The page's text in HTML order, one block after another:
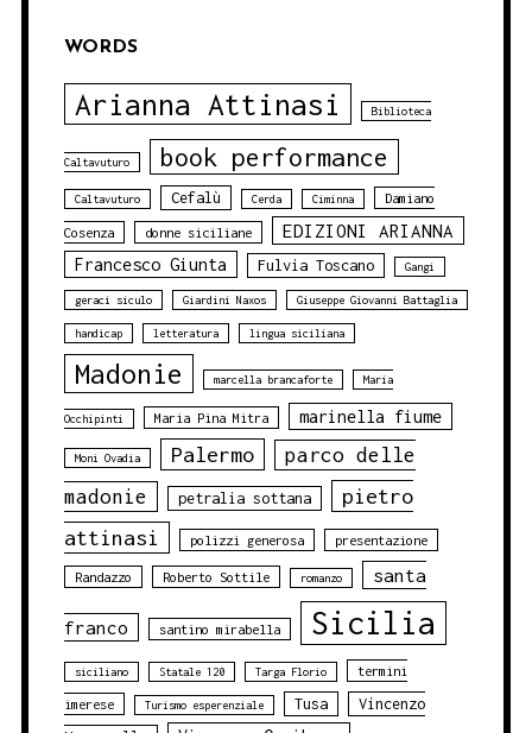
WORDS
Arianna Attinasi Biblioteca
Caltavuturo book performance
Caltavuturo Cefalù Cerda Ciminna Damiano
Cosenza donne siciliane EDIZIONI ARIANNA
Francesco Giunta Fulvia Toscano Gangi
geraci siculo Giardini Naxos Giuseppe Giovanni Battaglia
handicap letteratura lingua siciliana
Madonie marcella brancaforte Maria
Occhipinti Maria Pina Mitra marinella fiume
Moni Ovadia Palermo
parco delle
madonie
petralia sottana
pietro
attinasi
polizzi generosa presentazione
Randazzo Roberto Sottile romanzo santa
franco santino mirabella Sicilia
siciliano Statale 120 Targa Florio termini
imerese Turismo esperenziale Tusa
Vincenzo